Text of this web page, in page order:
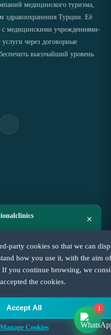
1
×
— ответим быстро.
Начать чат
медицинского туризма,
здравоохранения Турции. Её
медицинскими учреждениями-
через договорные
высочайший уровень
International Clinics
party cookies so that we can
how you use it, with the aim of
you continue browsing, we
the cookies.
Accept All
Manage Cookies